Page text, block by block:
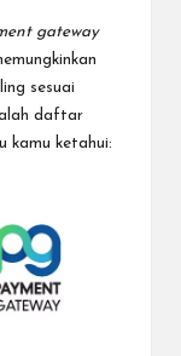
gateway
sesuai
daftar
kamu ketahui: